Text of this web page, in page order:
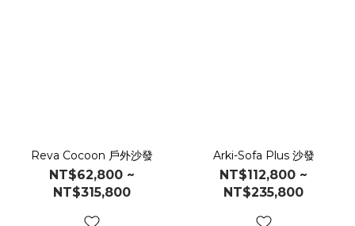
Reva Cocoon 戶外沙發
NT$62,800 ~
NT$315,800
Arki-Sofa Plus 沙發
NT$112,800 ~
NT$235,800